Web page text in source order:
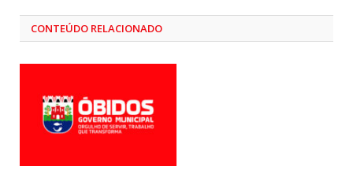
CONTEÚDO RELACIONADO